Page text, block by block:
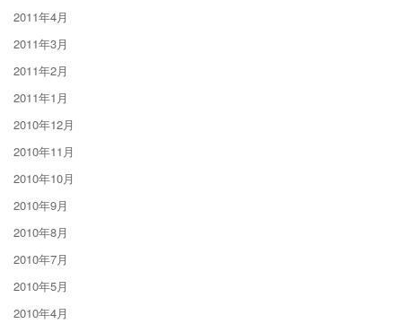
2011年4月
2011年3月
2011年2月
2011年1月
2010年12月
2010年11月
2010年10月
2010年9月
2010年8月
2010年7月
2010年5月
2010年4月